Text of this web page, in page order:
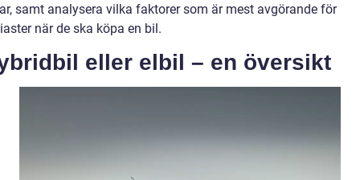
samt analysera vilka faktorer som är mest avgörande för
när de ska köpa en bil.
eller elbil – en översikt